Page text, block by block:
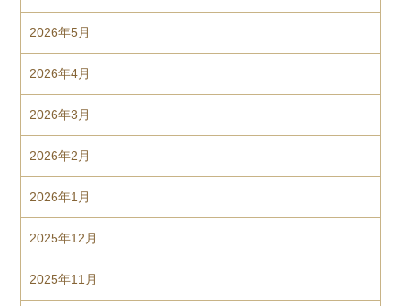
2026年5月
2026年4月
2026年3月
2026年2月
2026年1月
2025年12月
2025年11月